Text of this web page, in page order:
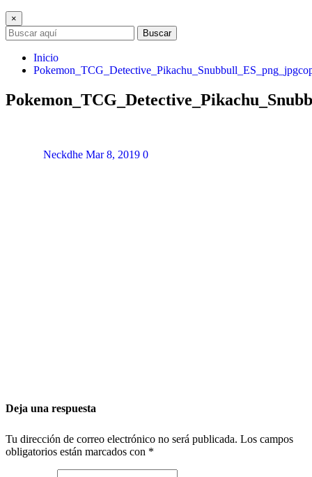
×
Buscar
Inicio
Neckdhe Mar 8, 2019 0
Deja una respuesta
Tu dirección de correo electrónico no será publicada. Los campos
obligatorios están marcados con *